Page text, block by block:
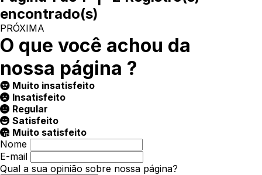
encontrado(s)
PRÓXIMA
O que você achou da
nossa página ?
Muito insatisfeito
Insatisfeito
Regular
Satisfeito
Muito satisfeito
Nome
E-mail
Qual a sua opinião sobre nossa página?